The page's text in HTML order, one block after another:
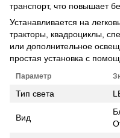
транспорт, что повышает
Устанавливается на
тракторы, квадроциклы,
или дополнительное
простая установка с
Параметр
Тип света
Вид